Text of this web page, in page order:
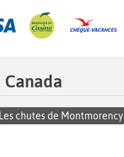
Les chutes de Montmorency